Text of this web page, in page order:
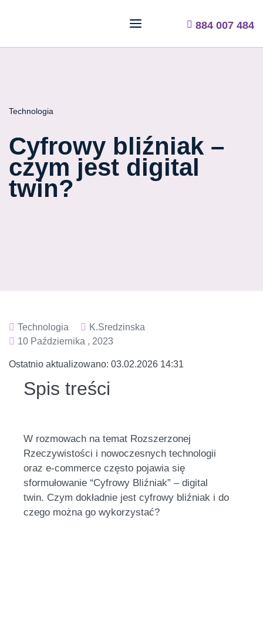
884 007 484
Technologia
Cyfrowy bliźniak –
czym jest digital
twin?
Technologia
K.sredzinska
10 Października , 2023
Ostatnio aktualizowano: 03.02.2026 14:31
Spis treści
W rozmowach na temat Rozszerzonej
Rzeczywistości i nowoczesnych technologii
oraz e-commerce często pojawia się
sformułowanie “Cyfrowy Bliźniak” – digital
twin. Czym dokładnie jest cyfrowy bliźniak i do
czego można go wykorzystać?